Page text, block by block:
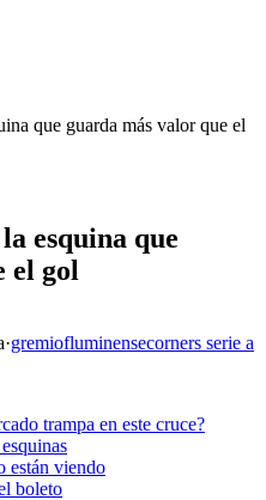
que guarda más valor que el
esquina que
el gol
·gremiofluminensecorners serie a
trampa en este cruce?
están viendo
boleto